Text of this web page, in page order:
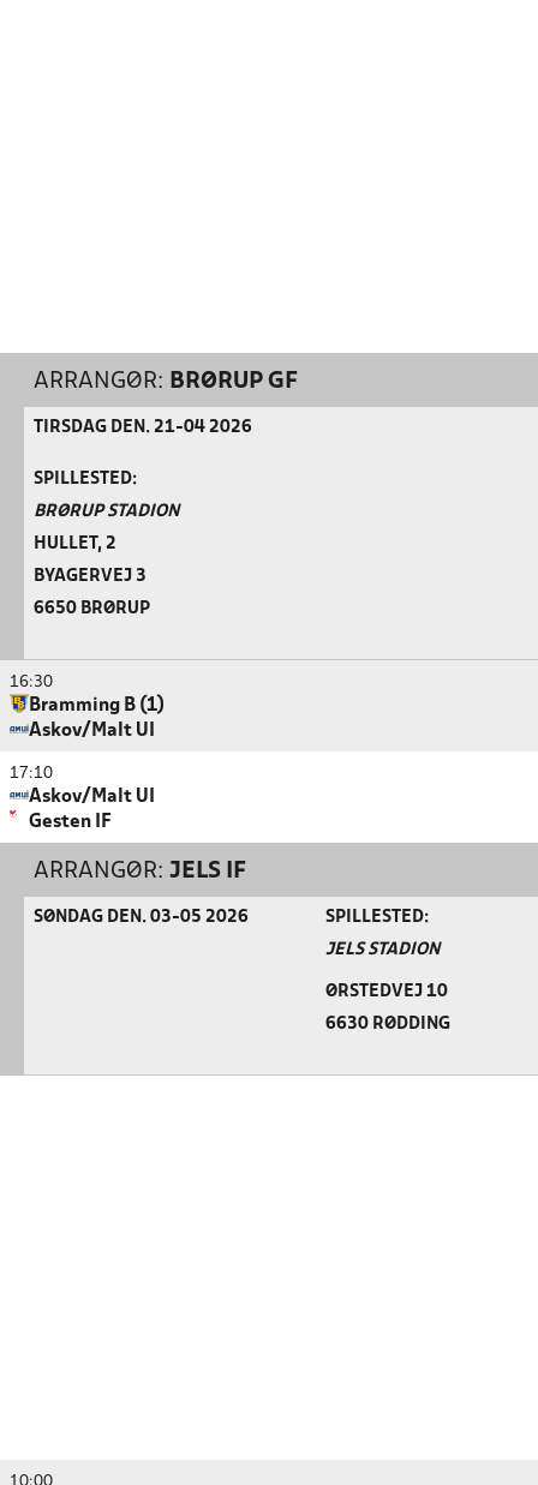
ARRANGØR: BRØRUP GF
TIRSDAG DEN. 21-04 2026
SPILLESTED:
BRØRUP STADION
HULLET, 2
BYAGERVEJ 3
6650 BRØRUP
16:30
Bramming B (1)
Askov/Malt UI
17:10
Askov/Malt UI
Gesten IF
ARRANGØR: JELS IF
SØNDAG DEN. 03-05 2026 SPILLESTED:
JELS STADION
ØRSTEDVEJ 10
6630 RØDDING